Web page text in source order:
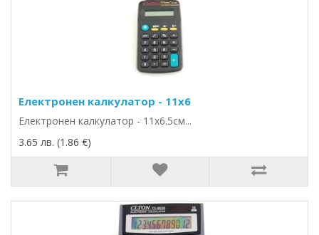
Електронен калкулатор - 11х6
Електронен калкулатор - 11х6.5см...
3.65 лв. (1.86 €)